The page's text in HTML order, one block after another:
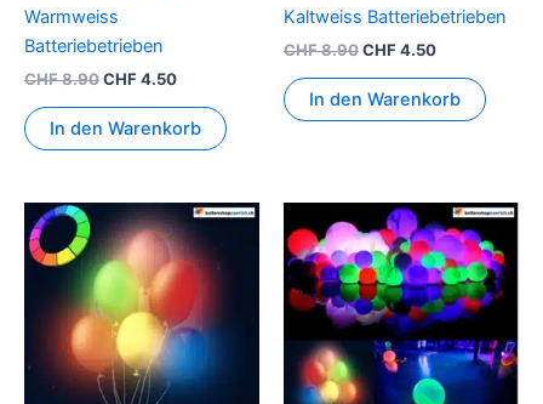
Warmweiss
Batteriebetrieben
CHF8.90CHF4.50
In den Warenkorb
Kaltweiss Batteriebetrieben
CHF8.90CHF4.50
In den Warenkorb
Preisspanne:
bis
CHF 39.90
Dieses
CHF 11.90
bis
CHF
Dieses
Produkt
weist
auf.
Die